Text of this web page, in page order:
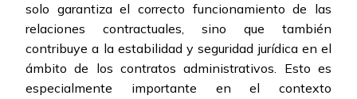
solo garantiza el correcto funcionamiento de las
relaciones contractuales, sino que también
contribuye a la estabilidad y seguridad jurídica en el
ámbito de los contratos administrativos. Esto es
especialmente importante en el contexto